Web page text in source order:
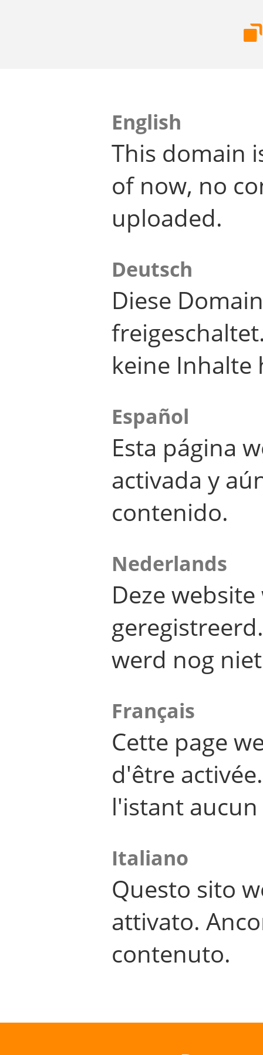
English
This domain
of now, no
uploaded.
Deutsch
Diese
keine Inhalte
Español
Esta página
activada y
contenido.
Nederlands
Deze
werd nog
Français
Cette page
d'être
l'istant
Italiano
Questo sito
attivato.
contenuto.